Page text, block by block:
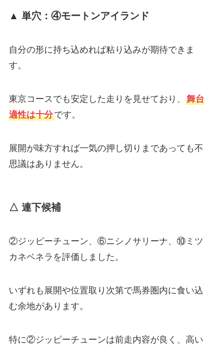
▲ 単穴：④モートンアイランド
自分の形に持ち込めれば粘り込みが期待できま
す。
東京コースでも安定した走りを見せており、 舞台
適性は十分です。
展開が味方すれば一気の押し切りまであっても不
思議はありません。
△ 連下候補
②ジッピーチューン、⑥ニシノサリーナ、⑩ミツ
カネベネラを評価しました。
いずれも展開や位置取り次第で馬券圏内に食い込
む余地があります。
特に②ジッピーチューンは前走内容が良く、高い